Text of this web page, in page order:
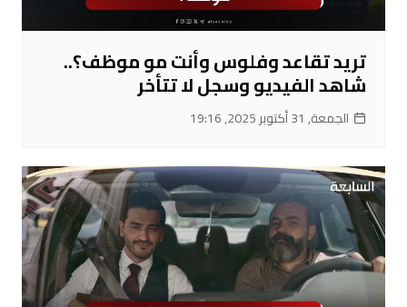
تريد تقاعد وفلوس وأنت مو موظف؟..
شاهد الفيديو وسجل لا تتأخر
الجمعة, 31 أكتوبر 2025, 19:16